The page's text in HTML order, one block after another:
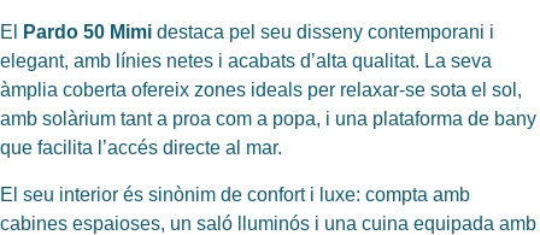
El Pardo 50 Mimi destaca pel seu disseny contemporani i
elegant, amb línies netes i acabats d’alta qualitat. La seva
àmplia coberta ofereix zones ideals per relaxar-se sota el sol,
amb solàrium tant a proa com a popa, i una plataforma de bany
que facilita l’accés directe al mar.
El seu interior és sinònim de confort i luxe: compta amb
cabines espaioses, un saló lluminós i una cuina equipada amb